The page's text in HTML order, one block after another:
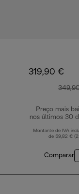
319,90 €
Preço mais
nos últimos 30
Montante de IVA
de 59,82 €
Comparar